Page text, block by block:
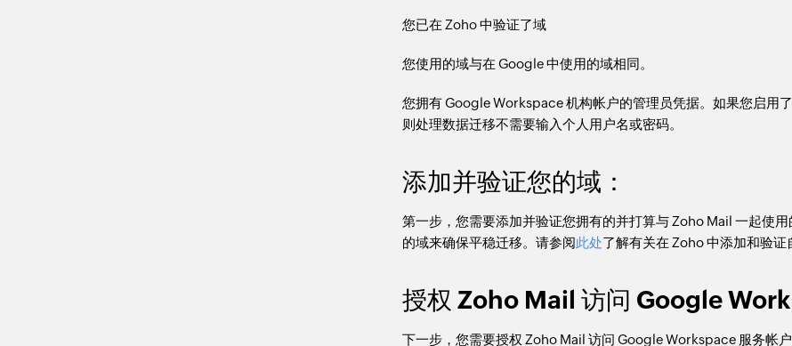
您已在 Zoho 中验证了域
您使用的域与在 Google 中使用的域相同。
您拥有 Google Workspace 机构帐户的管理员凭据。如果您启用
则处理数据迁移不需要输入个人用户名或密码。
添加并验证您的域：
第一步，您需要添加并验证您拥有的并打算与 Zoho Mail 一起使
的域来确保平稳迁移。请参阅此处了解有关在 Zoho 中添加和验证
授权 Zoho Mail 访问 Google
下一步，您需要授权 Zoho Mail 访问 Google Workspace 服务帐